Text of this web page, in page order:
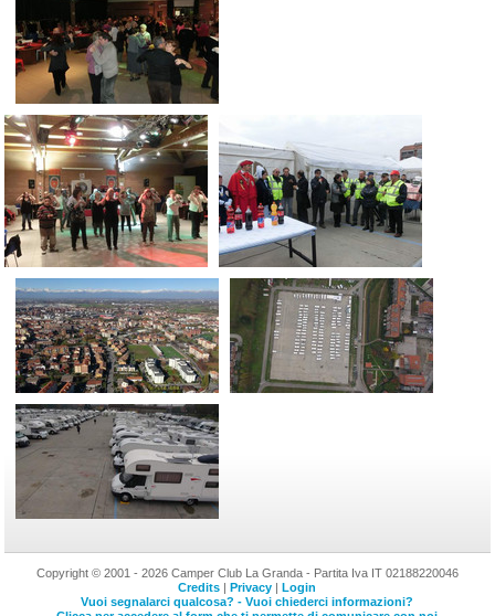
Copyright © 2001 - 2026 Camper Club La Granda - Partita Iva IT 02188220046
Credits |Privacy |Login
Vuoi segnalarci qualcosa? - Vuoi chiederci informazioni?